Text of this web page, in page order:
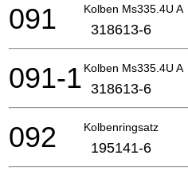
Kolben Ms335.4U A
091 318613-6
Kolben Ms335.4U A
091-1 318613-6
Kolbenringsatz
092 195141-6